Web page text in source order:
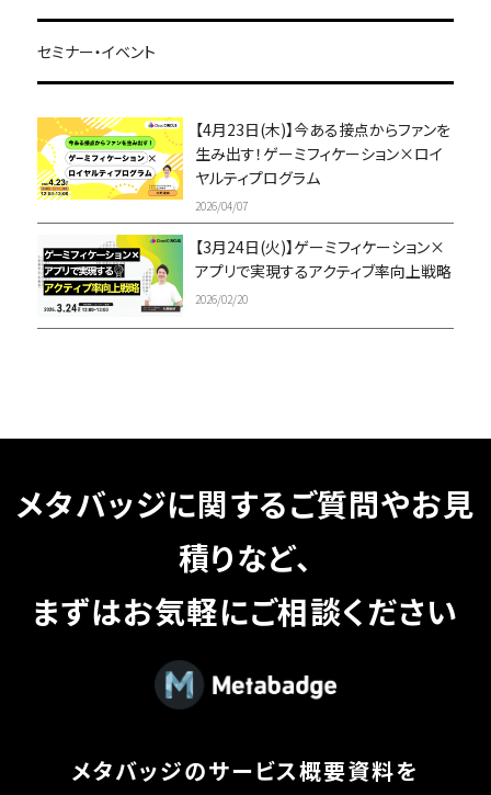
セミナー・イベント
【4月23日(木)】今ある接点からファンを
生み出す！ゲーミフィケーション×ロイ
ヤルティプログラム
2026/04/07
【3月24日(火)】ゲーミフィケーション×
アプリで実現するアクティブ率向上戦略
2026/02/20
メタバッジに関するご質問やお見
積りなど、
まずはお気軽にご相談ください
メタバッジのサービス概要資料を